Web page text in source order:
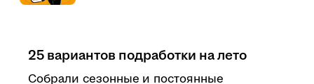
25 вариантов подработки на лето
Собрали сезонные и постоянные